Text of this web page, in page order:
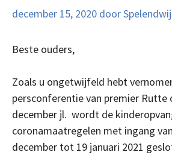
december 15, 2020 door
Beste ouders,
Zoals u ongetwijfeld hebt
persconferentie van premier Rutte
december jl. wordt de
coronamaatregelen met ingang
december tot 19 januari 2021